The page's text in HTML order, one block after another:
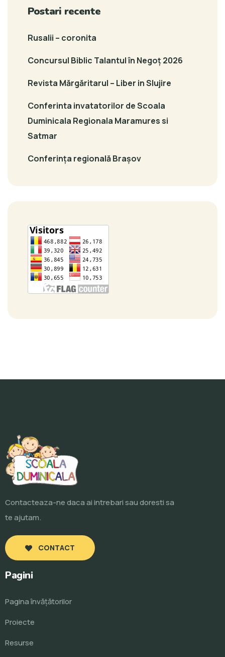
Postari recente
Rusalii – coronita
Concursul Biblic Talantul în Negoț 2026
Revista Mărgăritarul – Liber in Slujire
Conferinta invatatorilor de Scoala
Duminicala Regionala Maramures si
Satmar
Conferința regională Brașov
Contacteaza-ne daca ai intrebari sau doresti sa
te ajutam.
CONTACT
Pagini
Pagina învăţătorilor
Proiecte
Resurse